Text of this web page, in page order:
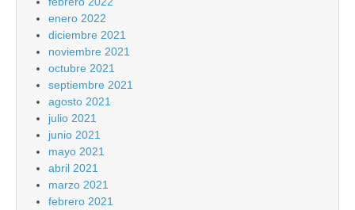
enero 2022
diciembre 2021
noviembre 2021
octubre 2021
septiembre 2021
agosto 2021
julio 2021
junio 2021
mayo 2021
abril 2021
marzo 2021
febrero 2021